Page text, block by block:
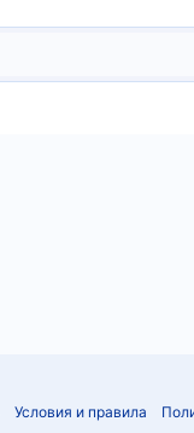
Условия и правила